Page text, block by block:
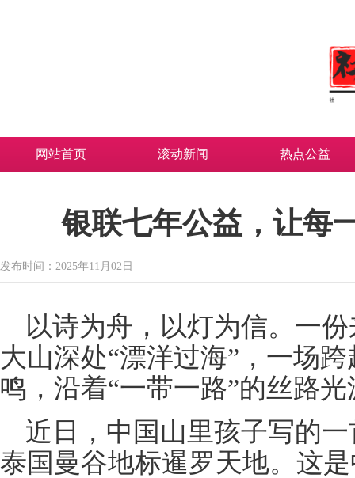
网站首页 滚动新闻 热点公益
银联七年公益，让每
发布时间：2025年11月02日
以诗为舟，以灯为信。一
大山深处“漂洋过海”，一场
鸣，沿着“一带一路”的丝路
近日，中国山里孩子写的
泰国曼谷地标暹罗天地。这